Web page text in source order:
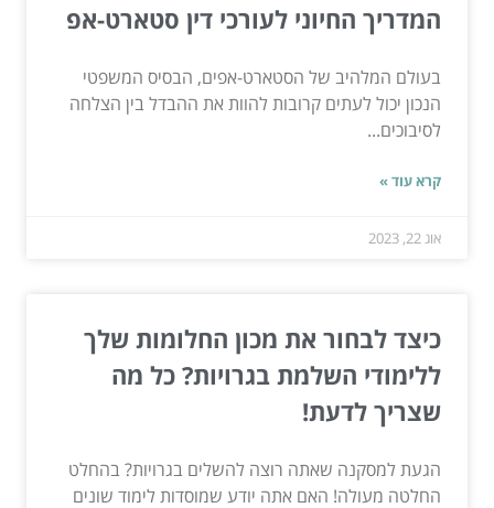
המדריך החיוני לעורכי דין סטארט-אפ
בעולם המלהיב של הסטארט-אפים, הבסיס המשפטי
הנכון יכול לעתים קרובות להוות את ההבדל בין הצלחה
לסיבוכים...
קרא עוד »
אוג 22, 2023
כיצד לבחור את מכון החלומות שלך
ללימודי השלמת בגרויות? כל מה
שצריך לדעת!
הגעת למסקנה שאתה רוצה להשלים בגרויות? בהחלט
החלטה מעולה! האם אתה יודע שמוסדות לימוד שונים